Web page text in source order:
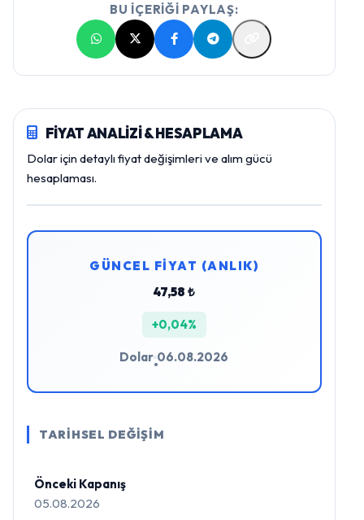
BU İÇERİĞİ PAYLAŞ:
FİYAT ANALİZİ & HESAPLAMA
Dolar için detaylı fiyat değişimleri ve alım gücü
hesaplaması.
GÜNCEL FİYAT (ANLIK)
47,58 ₺
+0,04%
Dolar
•
06.08.2026
TARİHSEL DEĞİŞİM
Önceki Kapanış
05.08.2026